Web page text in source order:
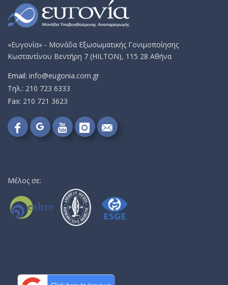
«Ευγονία» - Μονάδα Εξωσωματικής Γονιμοποίησης
Κωσταντίνου Βεντήρη 7 (HILTON), 115 28 Αθήνα
Email: info@eugonia.com.gr
Τηλ.: 210 723 6333
Fax: 210 721 3623
FollowFollowFollowFollowSend
Μέλος σε: